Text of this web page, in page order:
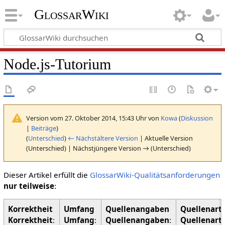
GlossarWiki
Node.js-Tutorium
Version vom 27. Oktober 2014, 15:43 Uhr von Kowa(Diskussion
| Beiträge)
(Unterschied) ← Nächstältere Version | Aktuelle Version
(Unterschied) | Nächstjüngere Version → (Unterschied)
Dieser Artikel erfüllt die GlossarWiki-Qualitätsanforderungen
nur teilweise:
Korrektheit: Umfang: Quellenangaben: